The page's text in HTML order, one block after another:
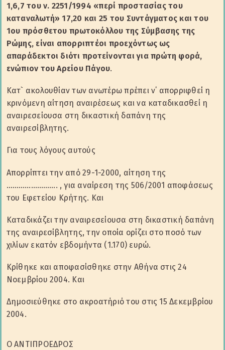
1,6,7 του ν. 2251/1994 «περί προστασίας του
καταναλωτή» 17,20 και 25 του Συντάγματος και του
1ου πρόσθετου πρωτοκόλλου της Σύμβασης της
Ρώμης, είναι απορριπτέοι προεχόντως ως
απαράδεκτοι διότι προτείνονται για πρώτη φορά,
ενώπιον του Αρείου Πάγου.
Κατ` ακολουθίαν των ανωτέρω πρέπει ν΄ απορριφθεί η
κρινόμενη αίτηση αναιρέσεως και να καταδικασθεί η
αναιρεσείουσα στη δικαστική δαπάνη της
αναιρεσίβλητης.
Για τους λόγους αυτούς
Απορρίπτει την από 29-1-2000, αίτηση της
……………………. , για αναίρεση της 506/2001 αποφάσεως
του Εφετείου Κρήτης. Και
Καταδικάζει την αναιρεσείουσα στη δικαστική δαπάνη
της αναιρεσίβλητης, την οποία ορίζει στο ποσό των
χιλίων εκατόν εβδομήντα (1.170) ευρώ.
Κρίθηκε και αποφασίσθηκε στην Αθήνα στις 24
Νοεμβρίου 2004. Και
Δημοσιεύθηκε στο ακροατήριό του στις 15 Δεκεμβρίου
2004.
Ο ΑΝΤΙΠΡΟΕΔΡΟΣ